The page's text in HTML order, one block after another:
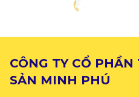
CÔNG TY CỔ
SẢN MINH PHÚ